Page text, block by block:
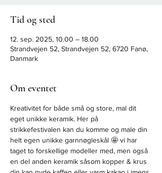
Tid og sted
12. sep. 2025, 10.00 – 18.00
Strandvejen 52, Strandvejen 52, 6720 Fanø,
Danmark
Om eventet
Kreativitet for både små og store, mal dit
eget unikke keramik. Her på
strikkefestivalen kan du komme og male din
helt egen unikke garnnøgleskål 🤩 vi har
taget to forskellige modeller med, men også
en del anden keramik såsom kopper & krus